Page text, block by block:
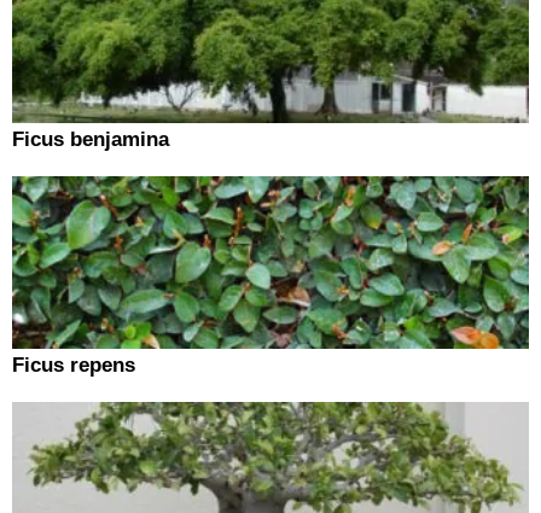
Ficus benjamina
Ficus repens